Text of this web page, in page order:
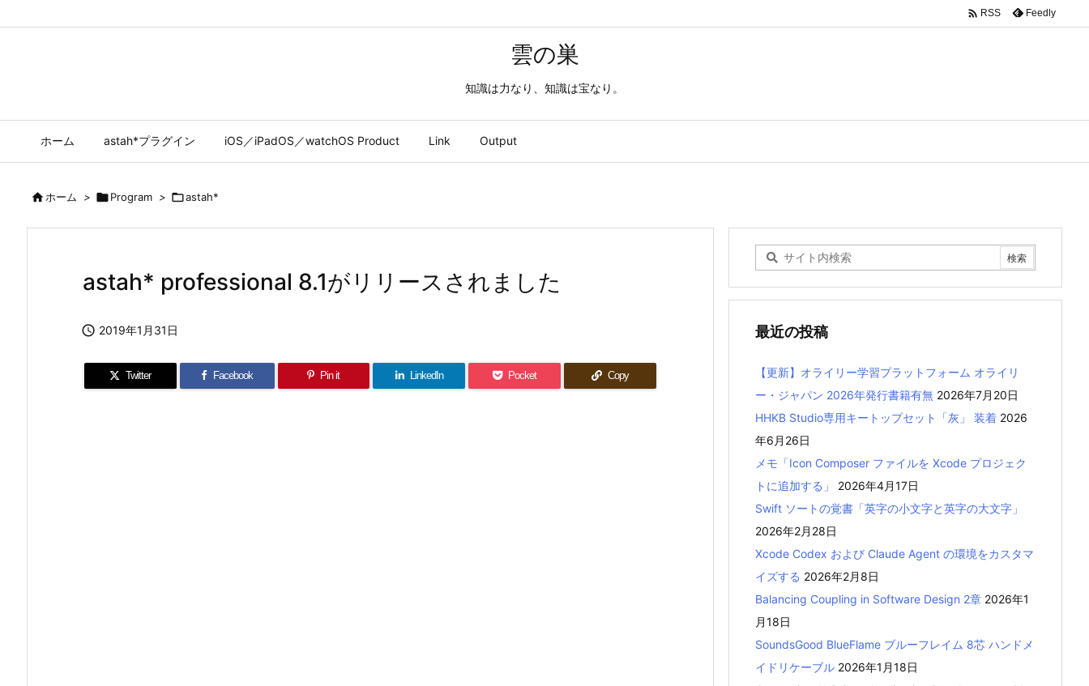
雲の巣
知識は力なり、知識は宝なり。
ホーム astah*プラグイン iOS／iPadOS／watchOS Product Link Output
 RSS Feedly
ホーム > Program > astah*
astah* professional 8.1がリリースされました
 2019年1月31日
Twitter Facebook Pin it LinkedIn Pocket Copy
最近の投稿
【更新】オライリー学習プラットフォーム オライリ
ー・ジャパン 2026年発行書籍有無 2026年7月20日
HHKB Studio専用キートップセット「灰」 装着 2026
年6月26日
メモ「Icon Composer ファイルを Xcode プロジェク
トに追加する」
2026年4月17日
Swift ソートの覚書「英字の小文字と英字の大文字」
2026年2月28日
Xcode Codex および Claude Agent の環境をカスタマ
イズする 2026年2月8日
Balancing Coupling in Software Design 2章 2026年1
月18日
SoundsGood BlueFlame ブルーフレイム 8芯 ハンドメ
イドリケーブル 2026年1月18日